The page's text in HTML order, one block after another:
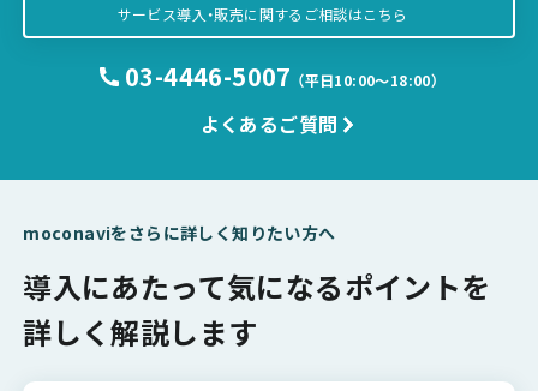
サービス導入・販売に関するご相談はこちら
03-4446-5007 （平日10:00〜18:00）
よくあるご質問
moconaviをさらに詳しく知りたい方へ
導入にあたって気になるポイントを
詳しく解説します